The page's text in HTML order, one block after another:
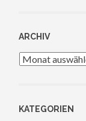
ARCHIV
Archiv
KATEGORIEN